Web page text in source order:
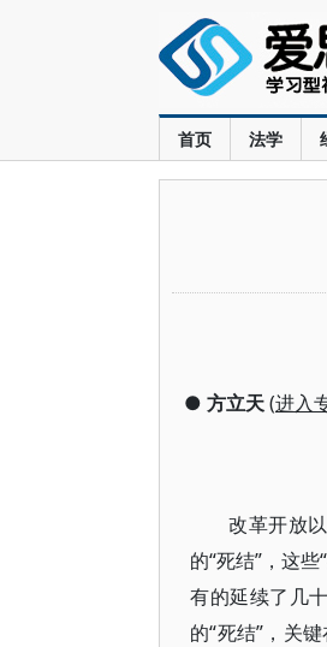
首页 法学
● 方立天(进入
改革开放
的“死结”，这
有的延续了几
的“死结”，关